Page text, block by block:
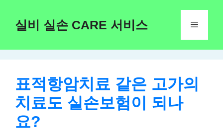
content
실비 실손 CARE 서비스 Menu
표적항암치료 같은 고가의
치료도 실손보험이 되나
요?